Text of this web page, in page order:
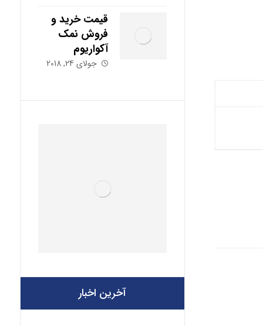
قیمت خرید و
فروش نمک
آکواریوم
جولای 24, 2018
آخرین اخبار